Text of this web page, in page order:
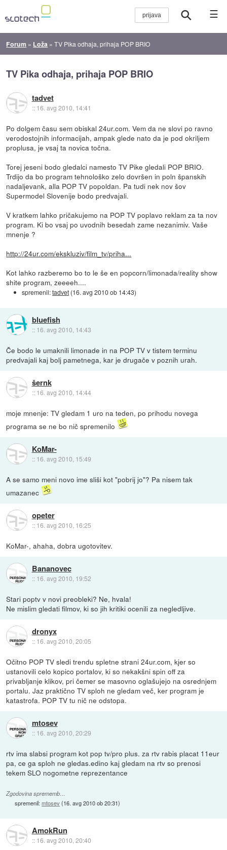
☰
Forum » Loža »TV Pika odhaja, prihaja POP BRIO
TV Pika odhaja, prihaja POP BRIO
tadvet
:: 16. avg 2010, 14:41
Po dolgem času sem obiskal 24ur.com. Vem da ne slovi po ravno
verodostojnih informacijah, ampak glede nato da je pod okriljem
proplusa, je vsaj ta novica točna.
Torej jeseni bodo gledalci namesto TV Pike gledali POP BRIO.
Trdijo da bo program tehnološko zelo dovršen in poln španskih
nadaljevank, alla POP TV popoldan. Pa tudi nek nov šov
Supermodel Slovenije bodo predvajali.
V kratkem lahko pričakujemo na POP TV poplavo reklam za ta nov
program. Ki bo vsaj po uvodnih besedah zame nezanimiv. Vaše
mnenje ?
http://24ur.com/ekskluziv/film_tv/priha...
Kot lahko razberemo bo to le še en popcorn/limonada/reality show
shite program, zeeeeh....
spremenil:tadvet (16. avg 2010 ob 14:43)
bluefish
:: 16. avg 2010, 14:43
Če bodo le umaknili limonade in na POP TV v tistem terminu
predvajali kaj bolj pametnega, kar je drugače v poznih urah.
šernk
:: 16. avg 2010, 14:44
moje mnenje: TV gledam 1 uro na teden, po prihodu novega
programa se ne bo nič spremenilo
KoMar-
:: 16. avg 2010, 15:49
A se samo meni novo ime sliši kot "pobrij jo"? Pa nisem tak
umazanec
opeter
:: 16. avg 2010, 16:25
KoMar-, ahaha, dobra ugotovitev.
Bananovec
:: 16. avg 2010, 19:52
Stari poptv v novi preobleki? Ne, hvala!
Ne mislim gledati filmov, ki so jih kritiki ocenili za negledljive.
dronyx
:: 16. avg 2010, 20:05
Očitno POP TV sledi trendu spletne strani 24ur.com, kjer so
ustanovili celo kopico portalov, ki so nekakšni spin off za
privabljanje klikov, pri čemer se masovno oglašujejo na osrednjem
portalu. Jaz praktično TV sploh ne gledam več, ker program je
katastrofa. POP TV tu nič ne odstopa.
mtosev
:: 16. avg 2010, 20:29
rtv ima slabsi program kot pop tv/pro plus. za rtv rabis placat 11eur
pa, ce ga sploh ne gledas.edino kaj gledam na rtv so prenosi
tekem SLO nogometne reprezentance
Zgodovina sprememb…
spremenil:mtosev(16. avg 2010 ob 20:31)
AmokRun
:: 16. avg 2010, 20:40